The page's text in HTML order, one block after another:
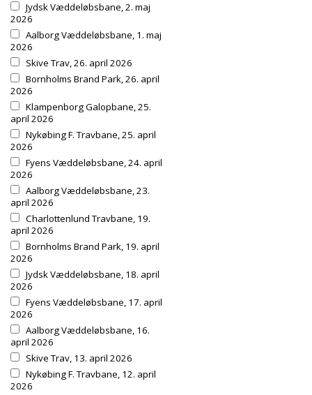
Jydsk Væddeløbsbane, 2. maj
2026
Aalborg Væddeløbsbane, 1. maj
2026
Skive Trav, 26. april 2026
Bornholms Brand Park, 26. april
2026
Klampenborg Galopbane, 25.
april 2026
Nykøbing F. Travbane, 25. april
2026
Fyens Væddeløbsbane, 24. april
2026
Aalborg Væddeløbsbane, 23.
april 2026
Charlottenlund Travbane, 19.
april 2026
Bornholms Brand Park, 19. april
2026
Jydsk Væddeløbsbane, 18. april
2026
Fyens Væddeløbsbane, 17. april
2026
Aalborg Væddeløbsbane, 16.
april 2026
Skive Trav, 13. april 2026
Nykøbing F. Travbane, 12. april
2026